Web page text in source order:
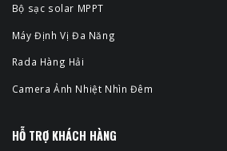
Bộ sạc solar MPPT
Máy Định Vị Đa Năng
Rada Hàng Hải
Camera Ảnh Nhiệt Nhìn Đêm
HỖ TRỢ KHÁCH HÀNG